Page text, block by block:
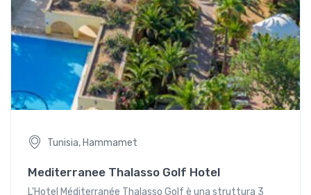
Tunisia, Hammamet
Mediterranee Thalasso Golf Hotel
L'Hotel Méditerranée Thalasso Golf è una struttura 3